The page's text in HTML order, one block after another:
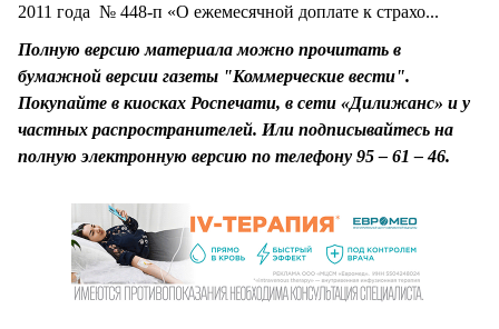
2011 года № 448-п «О ежемесячной доплате к страхо...
Полную версию материала можно прочитать в
бумажной версии газеты "Коммерческие вести".
Покупайте в киосках Роспечати, в сети «Дилижанс» и у
частных распространителей. Или подписывайтесь на
полную электронную версию по телефону 95 – 61 – 46.